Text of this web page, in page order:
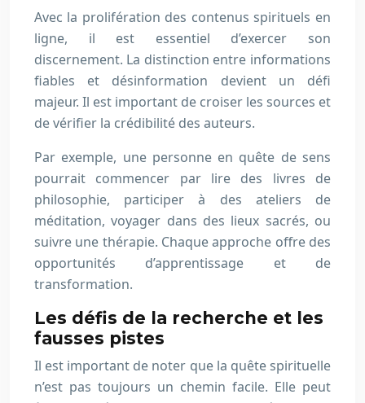
Avec la prolifération des contenus spirituels en
ligne, il est essentiel d’exercer son
discernement. La distinction entre informations
fiables et désinformation devient un défi
majeur. Il est important de croiser les sources et
de vérifier la crédibilité des auteurs.
Par exemple, une personne en quête de sens
pourrait commencer par lire des livres de
philosophie, participer à des ateliers de
méditation, voyager dans des lieux sacrés, ou
suivre une thérapie. Chaque approche offre des
opportunités d’apprentissage et de
transformation.
Les défis de la recherche et les
fausses pistes
Il est important de noter que la quête spirituelle
n’est pas toujours un chemin facile. Elle peut